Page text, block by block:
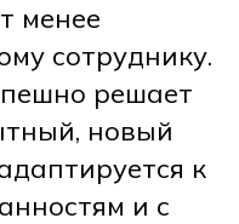
менее
сотруднику.
решает
новый
к
и с